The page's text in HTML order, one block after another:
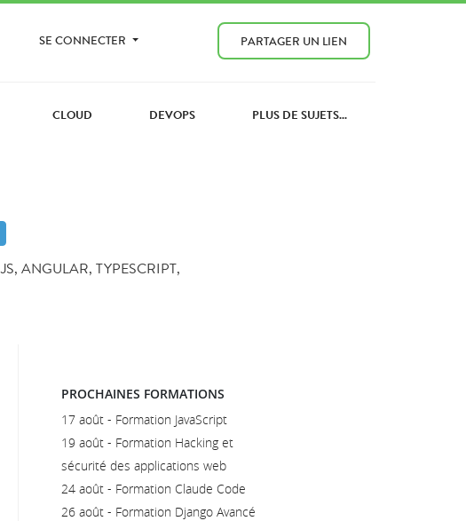
SE CONNECTER PARTAGER UN LIEN
CLOUD DEVOPS PLUS DE SUJETS...
ANGULAR, TYPESCRIPT,
PROCHAINES FORMATIONS
17 août - Formation JavaScript
19 août - Formation Hacking et
sécurité des applications web
24 août - Formation Claude Code
26 août - Formation Django Avancé